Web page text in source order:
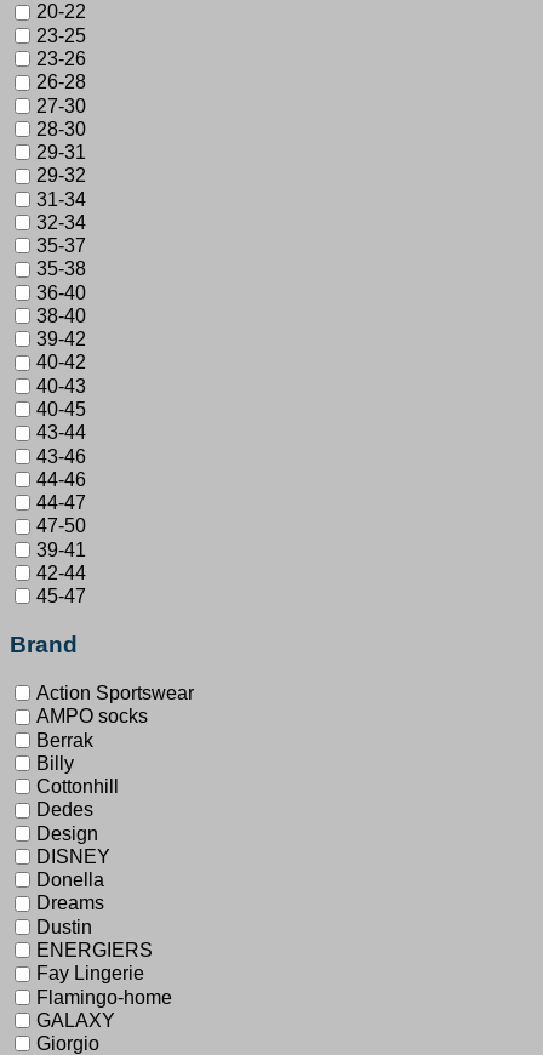
20-22
23-25
23-26
26-28
27-30
28-30
29-31
29-32
31-34
32-34
35-37
35-38
36-40
38-40
39-42
40-42
40-43
40-45
43-44
43-46
44-46
44-47
47-50
39-41
42-44
45-47
Brand
Action Sportswear
AMPO socks
Berrak
Billy
Cottonhill
Dedes
Design
DISNEY
Donella
Dreams
Dustin
ENERGIERS
Fay Lingerie
Flamingo-home
GALAXY
Giorgio